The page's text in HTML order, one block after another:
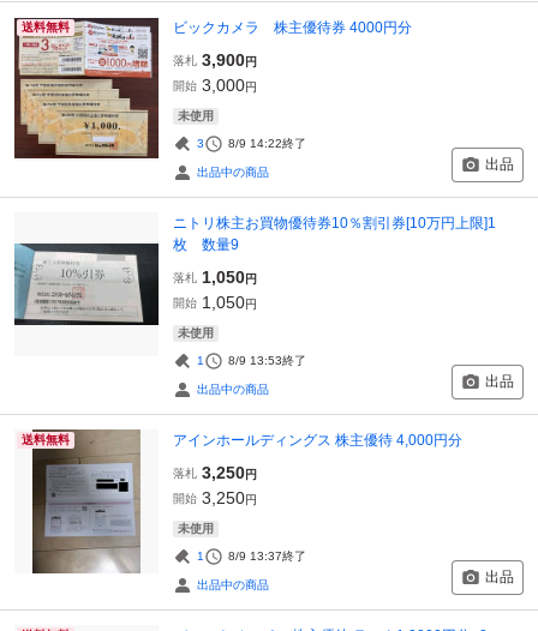
送料無料 ビックカメラ 株主優待券 4000円分
落札 3,900円
開始 3,000円
未使用
3 8/9 14:22終了
出品中の商品 出品
ニトリ株主お買物優待券10％割引券[10万円上限]1
枚 数量9
落札 1,050円
開始 1,050円
未使用
1 8/9 13:53終了
出品中の商品 出品
送料無料 アインホールディングス 株主優待 4,000円分
落札 3,250円
開始 3,250円
未使用
1 8/9 13:37終了
出品中の商品 出品